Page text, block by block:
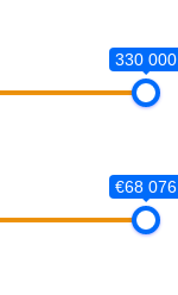
330 000
€68 076